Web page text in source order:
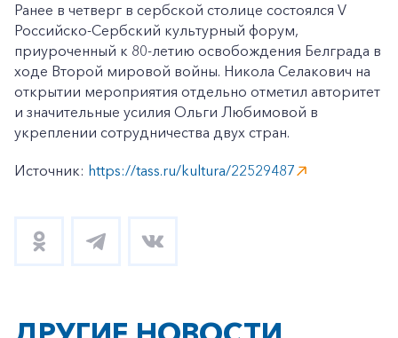
Частным клиентам
Ранее в четверг в сербской столице состоялся V
Российско-Сербский культурный форум,
приуроченный к 80-летию освобождения Белграда в
ходе Второй мировой войны. Никола Селакович на
открытии мероприятия отдельно отметил авторитет
и значительные усилия Ольги Любимовой в
укреплении сотрудничества двух стран.
Источник: https://tass.ru/kultura/22529487